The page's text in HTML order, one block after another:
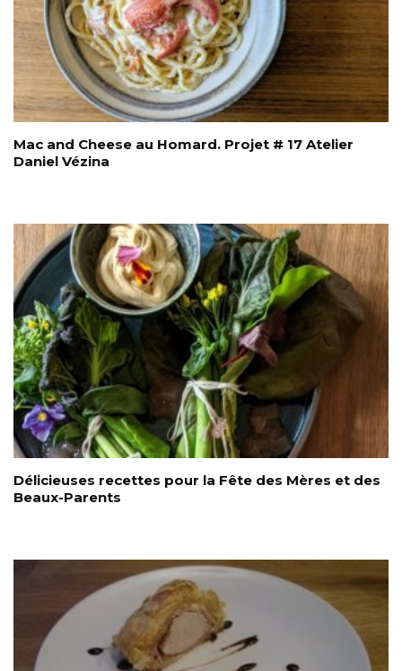
Mac and Cheese au Homard. Projet # 17 Atelier
Daniel Vézina
Délicieuses recettes pour la Fête des Mères et des
Beaux-Parents